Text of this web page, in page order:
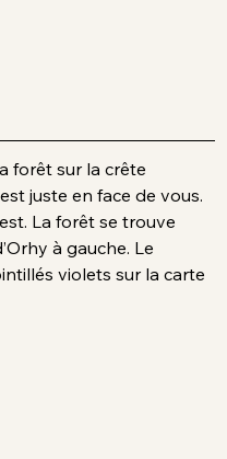
forêt sur la crête
juste en face de vous.
La forêt se trouve
à gauche. Le
violets sur la carte